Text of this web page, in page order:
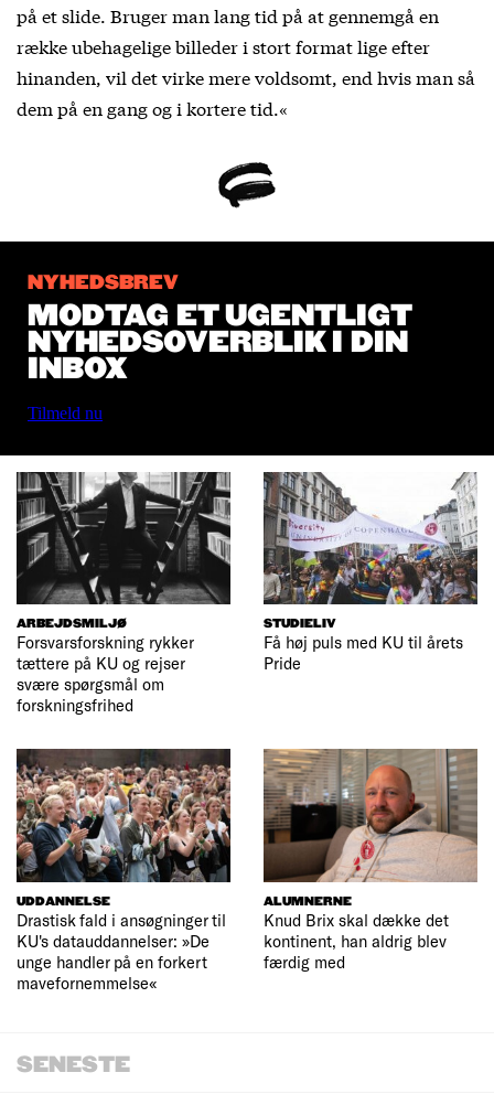
på et slide. Bruger man lang tid på at gennemgå en
række ubehagelige billeder i stort format lige efter
hinanden, vil det virke mere voldsomt, end hvis man så
dem på en gang og i kortere tid.«
NYHEDSBREV
MODTAG ET UGENTLIGT
NYHEDSOVERBLIK I DIN
INBOX
Tilmeld nu
ARBEJDSMILJØ
Forsvarsforskning rykker
tættere på KU og rejser
svære spørgsmål om
forskningsfrihed
STUDIELIV
Få høj puls med KU til årets
Pride
UDDANNELSE
Drastisk fald i ansøgninger til
KU's datauddannelser: »De
unge handler på en forkert
mavefornemmelse«
ALUMNERNE
Knud Brix skal dække det
kontinent, han aldrig blev
færdig med
SENESTE